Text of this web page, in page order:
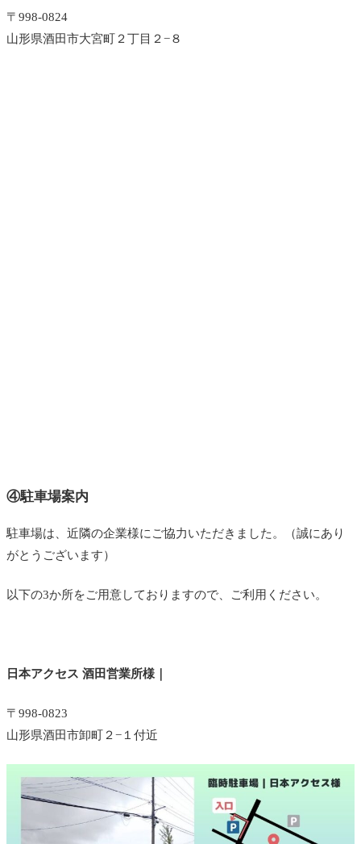
〒998-0824
山形県酒田市大宮町２丁目２−８
④駐車場案内
駐車場は、近隣の企業様にご協力いただきました。（誠にあり
がとうございます）
以下の3か所をご用意しておりますので、ご利用ください。
日本アクセス 酒田営業所様｜
〒998-0823
山形県酒田市卸町２−１付近